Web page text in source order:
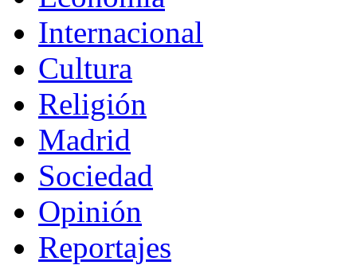
Internacional
Cultura
Religión
Madrid
Sociedad
Opinión
Reportajes